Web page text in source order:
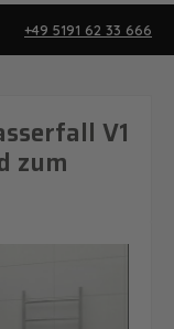
+49 5191 62 33 666
V1
zum